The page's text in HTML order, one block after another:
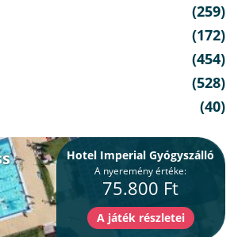
(259)
(172)
(454)
(528)
(40)
Hotel Imperial Gyógyszálló
A nyeremény értéke:
75.800 Ft